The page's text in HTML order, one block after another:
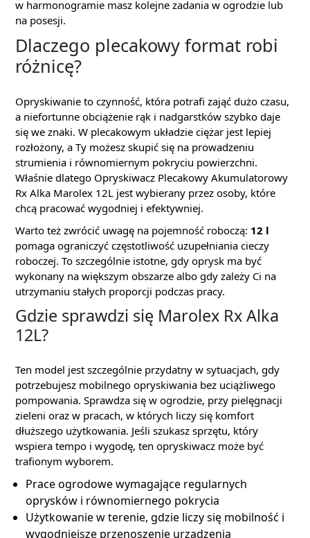
w harmonogramie masz kolejne zadania w ogrodzie lub
na posesji.
Dlaczego plecakowy format robi
różnicę?
Opryskiwanie to czynność, która potrafi zająć dużo czasu,
a niefortunne obciążenie rąk i nadgarstków szybko daje
się we znaki. W plecakowym układzie ciężar jest lepiej
rozłożony, a Ty możesz skupić się na prowadzeniu
strumienia i równomiernym pokryciu powierzchni.
Właśnie dlatego Opryskiwacz Plecakowy Akumulatorowy
Rx Alka Marolex 12L jest wybierany przez osoby, które
chcą pracować wygodniej i efektywniej.
Warto też zwrócić uwagę na pojemność roboczą: 12 l
pomaga ograniczyć częstotliwość uzupełniania cieczy
roboczej. To szczególnie istotne, gdy oprysk ma być
wykonany na większym obszarze albo gdy zależy Ci na
utrzymaniu stałych proporcji podczas pracy.
Gdzie sprawdzi się Marolex Rx Alka
12L?
Ten model jest szczególnie przydatny w sytuacjach, gdy
potrzebujesz mobilnego opryskiwania bez uciążliwego
pompowania. Sprawdza się w ogrodzie, przy pielęgnacji
zieleni oraz w pracach, w których liczy się komfort
dłuższego użytkowania. Jeśli szukasz sprzętu, który
wspiera tempo i wygodę, ten opryskiwacz może być
trafionym wyborem.
Prace ogrodowe wymagające regularnych
oprysków i równomiernego pokrycia
Użytkowanie w terenie, gdzie liczy się mobilność i
wygodniejsze przenoszenie urządzenia